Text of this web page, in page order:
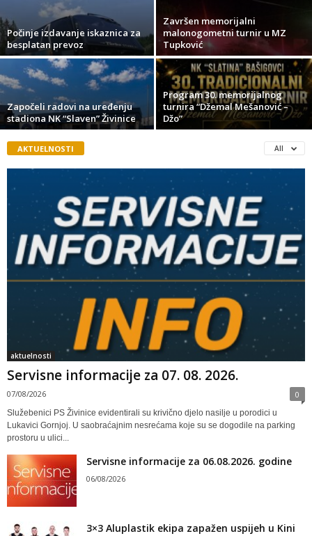
Počinje izdavanje iskaznica za
besplatan prevoz
Završen memorijalni
malonogometni turnir u MZ
Tupković
Započeli radovi na uređenju
stadiona NK “Slaven” Živinice
Program 30. memorijalnog
turnira “Džemal Mešanović –
Džo”
AKTUELNOSTI All
aktuelnosti
Servisne informacije za 07. 08. 2026.
07/08/2026 0
Služebenici PS Živinice evidentirali su krivično djelo nasilje u porodici u
Lukavici Gornjoj. U saobraćajnim nesrećama koje su se dogodile na parking
prostoru u ulici...
Servisne informacije za 06.08.2026. godine
06/08/2026
3×3 Aluplastik ekipa zapažen uspijeh u Kini